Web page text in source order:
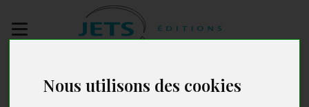
Nous utilisons des cookies
manuscrit